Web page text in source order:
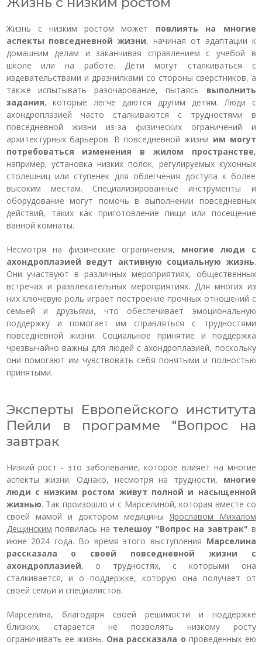
Жизнь с низким ростом может повлиять на многие
аспекты повседневной жизни, начиная от адаптации к
домашним делам и заканчивая справлением с учебой в
школе или на работе. Дети могут сталкиваться с
издевательствами и дразнилками со стороны сверстников, а
также испытывать разочарование, пытаясь выполнить
задания, которые легче даются другим детям. Люди с
ахондроплазией часто сталкиваются с трудностями в
повседневной жизни из-за физических ограничений и
архитектурных барьеров. В повседневной жизни им могут
потребоваться изменения в жилом пространстве,
например, установка низких полок, регулируемых кухонных
столешниц или ступенек для облегчения доступа к более
высоким местам. Специализированные инструменты и
оборудование могут помочь в выполнении повседневных
действий, таких как приготовление пищи или посещение
ванной комнаты.
Несмотря на физические ограничения, многие люди с
ахондроплазией ведут активную социальную жизнь.
Они участвуют в различных мероприятиях, общественных
встречах и развлекательных мероприятиях. Для многих из
них ключевую роль играет построение прочных отношений с
семьей и друзьями, что обеспечивает эмоциональную
поддержку и помогает им справляться с трудностями
повседневной жизни. Социальное принятие и поддержка
чрезвычайно важны для людей с ахондроплазией, поскольку
они помогают им чувствовать себя понятыми и полностью
принятыми.
Эксперты Европейского института
Пейли в программе "Вопрос на
завтрак
Низкий рост - это заболевание, которое влияет на многие
аспекты жизни. Однако, несмотря на трудности, многие
люди с низким ростом живут полной и насыщенной
жизнью. Так произошло и с Марселиной, которая вместе со
своей мамой и доктором медицины Ярославом Михалом
Дещинским появилась на телешоу "Вопрос на завтрак" в
июне 2024 года. Во время этого выступления Марселина
рассказала о своей повседневной жизни с
ахондроплазией, о трудностях, с которыми она
сталкивается, и о поддержке, которую она получает от
своей семьи и специалистов.
Марселина, благодаря своей решимости и поддержке
близких, старается не позволять низкому росту
ограничивать ее жизнь. Она рассказала о проведенных ею